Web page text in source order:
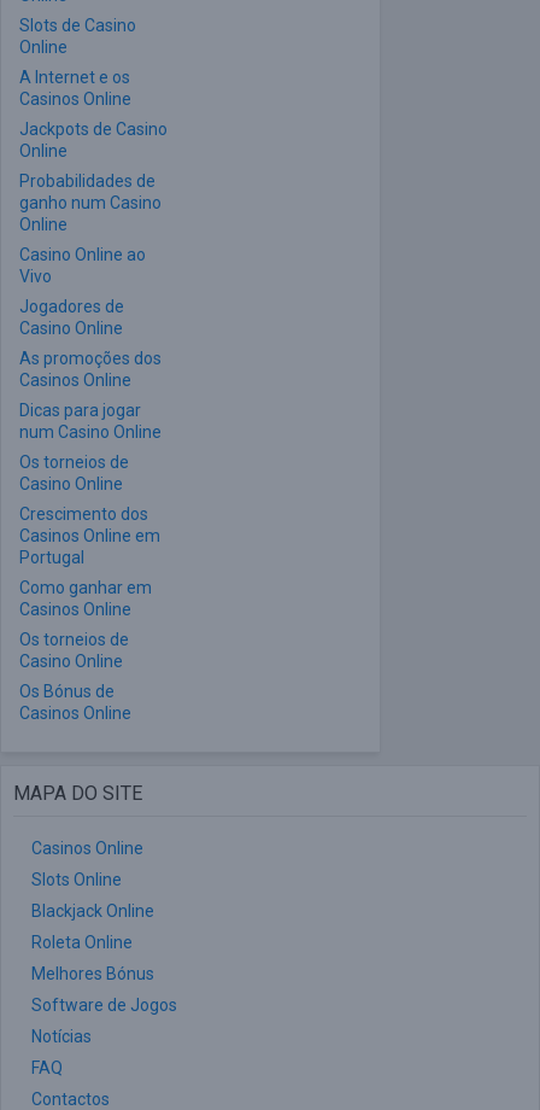
Slots de Casino
Online
A Internet e os
Casinos Online
Jackpots de Casino
Online
Probabilidades de
ganho num Casino
Online
Casino Online ao
Vivo
Jogadores de
Casino Online
As promoções dos
Casinos Online
Dicas para jogar
num Casino Online
Os torneios de
Casino Online
Crescimento dos
Casinos Online em
Portugal
Como ganhar em
Casinos Online
Os torneios de
Casino Online
Os Bónus de
Casinos Online
MAPA DO SITE
Casinos Online
Slots Online
Blackjack Online
Roleta Online
Melhores Bónus
Software de Jogos
Notícias
FAQ
Contactos